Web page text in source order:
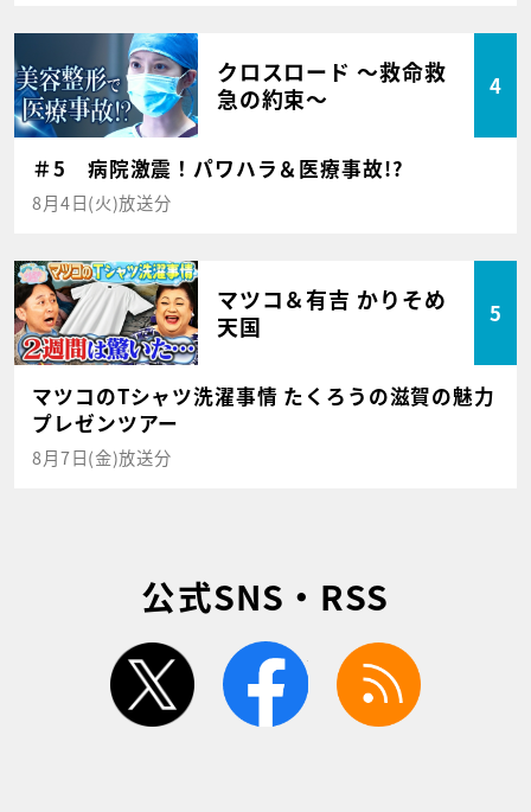
クロスロード ～救命救
急の約束～
4
＃5 病院激震！パワハラ＆医療事故!?
8月4日(火)放送分
マツコ＆有吉 かりそめ
天国
5
マツコのTシャツ洗濯事情 たくろうの滋賀の魅力
プレゼンツアー
8月7日(金)放送分
公式SNS・RSS
twitter facebook